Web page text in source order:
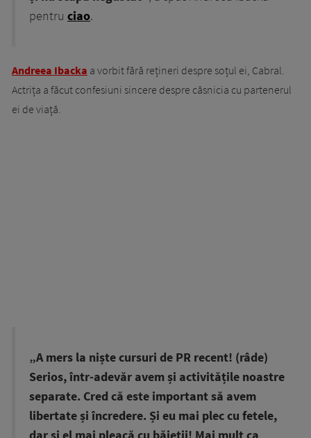
pentru ciao.
Andreea Ibacka a vorbit fără rețineri despre soțul ei, Cabral.
Actrița a făcut confesiuni sincere despre căsnicia cu partenerul
ei de viață.
„A mers la niște cursuri de PR recent! (râde)
Serios, într-adevăr avem și activitățile noastre
separate. Cred că este important să avem
libertate și încredere. Și eu mai plec cu fetele,